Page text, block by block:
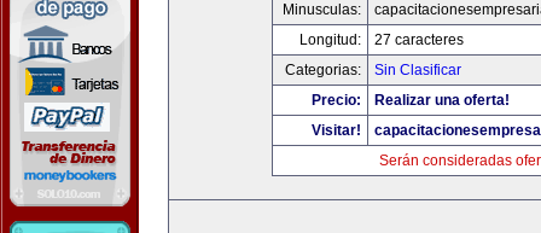
Minusculas:
Longitud:
27 caracteres
Categorias:
Sin Clasificar
Precio:
Realizar una oferta!
Visitar!
Serán consideradas